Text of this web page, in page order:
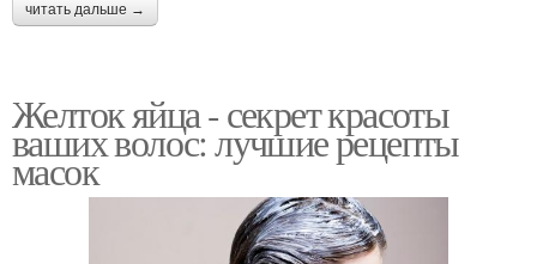
читать дальше →
Желток яйца - секрет красоты
ваших волос: лучшие рецепты
масок